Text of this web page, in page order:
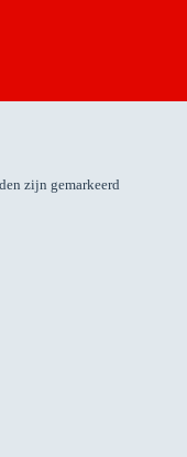
zijn gemarkeerd